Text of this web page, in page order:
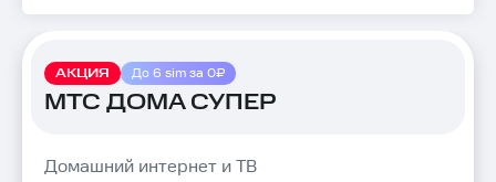
АКЦИЯ До 6 sim за 0₽
МТС ДОМА СУПЕР
Домашний интернет и ТВ